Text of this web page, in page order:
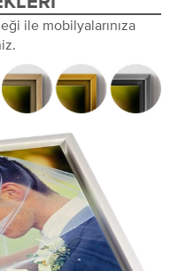
ile mobilyalarınıza